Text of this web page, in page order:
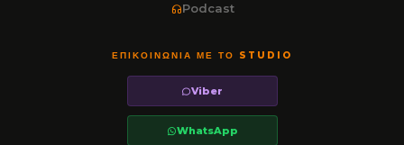
Podcast
ΕΠΙΚΟΙΝΩΝΊΑ ΜΕ ΤΟ STUDIO
Viber
WhatsApp